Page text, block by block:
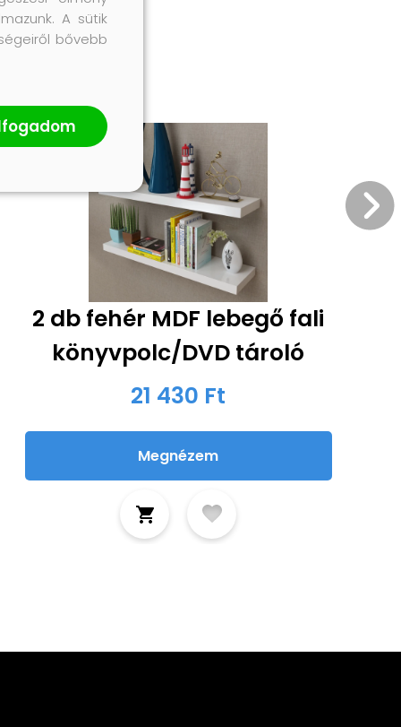
2 db fehér MDF lebegő fali
könyvpolc/DVD tároló
21 430 Ft
Megnézem
A sütik
bővebb